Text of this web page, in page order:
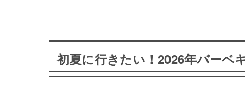
初夏に行きたい！2026年バーベ